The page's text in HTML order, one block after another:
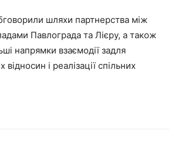
шляхи партнерства між
Павлограда та Лієру, а також
напрямки взаємодії задля
і реалізації спільних